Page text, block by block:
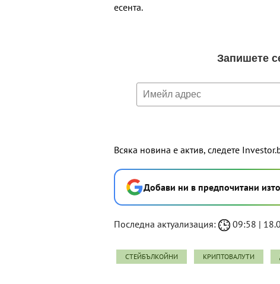
есента.
Всяка новина е актив, следете
Добави ни в предпочитани
Последна актуализация: 09:58 |
СТЕЙБЪЛКОЙНИ КРИПТОВАЛУТИ